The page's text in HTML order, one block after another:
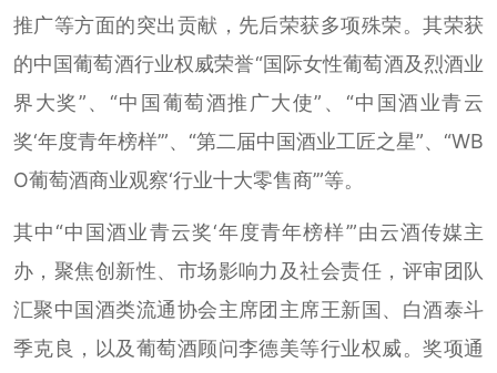
推广等方面的突出贡献，先后荣获多项殊荣。其荣获
的中国葡萄酒行业权威荣誉“国际女性葡萄酒及烈酒业
界大奖”、“中国葡萄酒推广大使”、“中国酒业青云
奖‘年度青年榜样’”、“第二届中国酒业工匠之星”、“WB
O葡萄酒商业观察‘行业十大零售商’”等。
其中“中国酒业青云奖‘年度青年榜样’”由云酒传媒主
办，聚焦创新性、市场影响力及社会责任，评审团队
汇聚中国酒类流通协会主席团主席王新国、白酒泰斗
季克良，以及葡萄酒顾问李德美等行业权威。奖项通